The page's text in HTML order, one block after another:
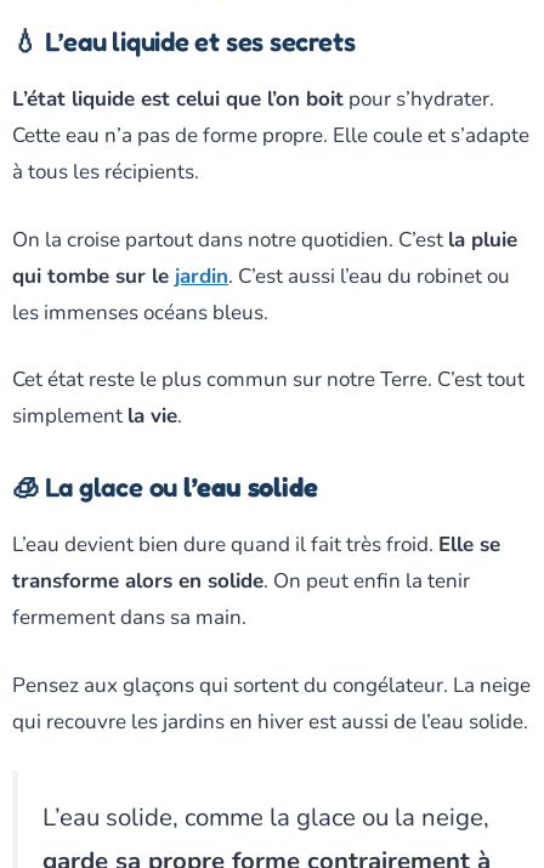
💧 L’eau liquide et ses secrets
L’état liquide est celui que l’on boit pour s’hydrater.
Cette eau n’a pas de forme propre. Elle coule et s’adapte
à tous les récipients.
On la croise partout dans notre quotidien. C’est la pluie
qui tombe sur le jardin. C’est aussi l’eau du robinet ou
les immenses océans bleus.
Cet état reste le plus commun sur notre Terre. C’est tout
simplement la vie.
🧊 La glace oul’eau solide
L’eau devient bien dure quand il fait très froid. Elle se
transforme alors en solide. On peut enfin la tenir
fermement dans sa main.
Pensez aux glaçons qui sortent du congélateur. La neige
qui recouvre les jardins en hiver est aussi de l’eau solide.
L’eau solide, comme la glace ou la neige,
garde sa propre forme contrairement à